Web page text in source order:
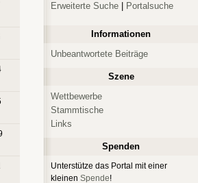
Erweiterte Suche Portalsuche
Informationen
Unbeantwortete Beiträge
Szene
Wettbewerbe
Stammtische
Links
Spenden
Unterstütze das Portal mit einer
kleinen Spende!